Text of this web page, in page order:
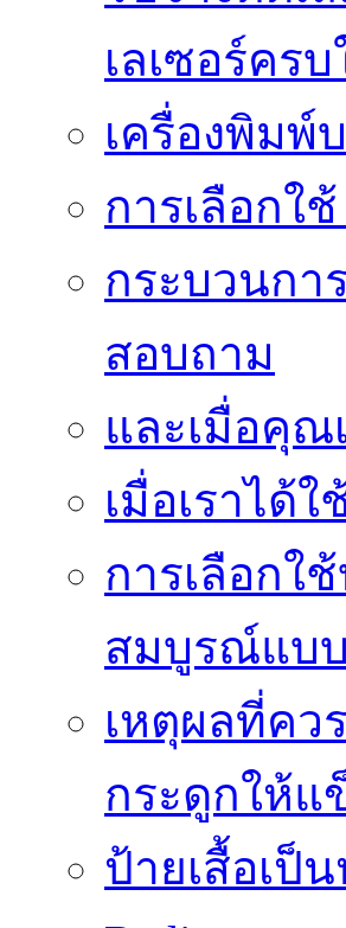
เลเซอร์คร
เครื่องพิมพ์
การเลือกใช้
กระบวนก
สอบถาม
และเมื่อคุณ
เมื่อเราได้
การเลือกใ
สมบูรณ์แบ
เหตุผลที่คว
กระดูกให้แ
ป้ายเสื้อเป็